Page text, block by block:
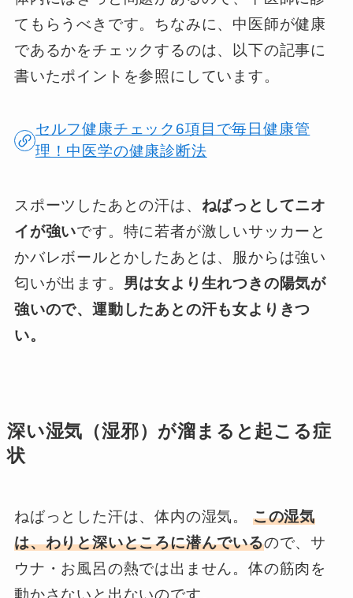
てもらうべきです。ちなみに、中医師が健康
であるかをチェックするのは、以下の記事に
書いたポイントを参照にしています。
セルフ健康チェック6項目で毎日健康管
理！中医学の健康診断法
スポーツしたあとの汗は、 ねばっとしてニオ
イが強いです。特に若者が激しいサッカーと
かバレボールとかしたあとは、服からは強い
匂いが出ます。 男は女より生れつきの陽気が
強いので、運動したあとの汗も女よりきつ
い。
深い湿気（湿邪）が溜まると起こる症
状
ねばっとした汗は、体内の湿気。 この湿気
は、わりと深いところに潜んでいるので、サ
ウナ・お風呂の熱では出ません。体の筋肉を